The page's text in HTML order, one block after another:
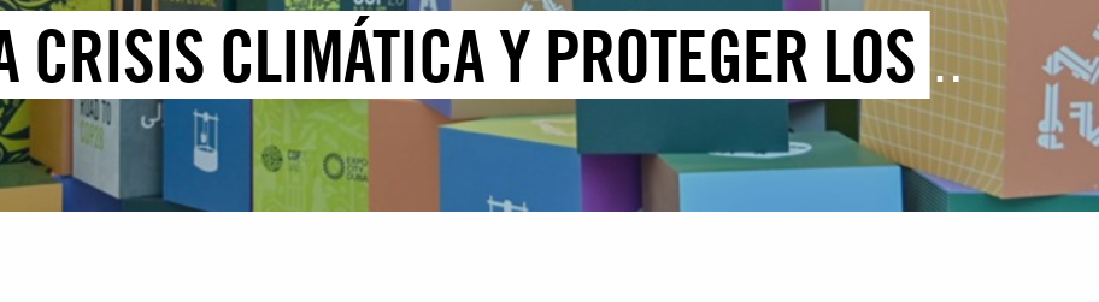
CRISIS CLIMÁTICA Y PROTEGER LOS